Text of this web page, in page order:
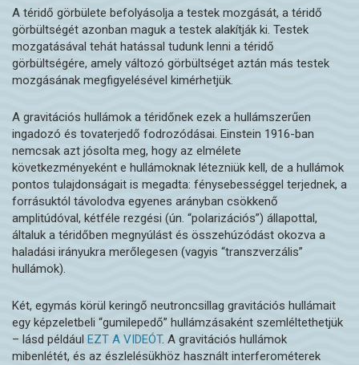
A téridő görbülete befolyásolja a testek mozgását, a téridő
görbültségét azonban maguk a testek alakítják ki. Testek
mozgatásával tehát hatással tudunk lenni a téridő
görbültségére, amely változó görbültséget aztán más testek
mozgásának megfigyelésével kimérhetjük.
A gravitációs hullámok a téridőnek ezek a hullámszerűen
ingadozó és tovaterjedő fodrozódásai. Einstein 1916-ban
nemcsak azt jósolta meg, hogy az elmélete
következményeként e hullámoknak létezniük kell, de a hullámok
pontos tulajdonságait is megadta: fénysebességgel terjednek, a
forrásuktól távolodva egyenes arányban csökkenő
amplitúdóval, kétféle rezgési (ún. “polarizációs”) állapottal,
általuk a téridőben megnyúlást és összehúzódást okozva a
haladási irányukra merőlegesen (vagyis “transzverzális”
hullámok).
Két, egymás körül keringő neutroncsillag gravitációs hullámait
egy képzeletbeli “gumilepedő” hullámzásaként szemléltethetjük
– lásd például EZT A VIDEÓT. A gravitációs hullámok
mibenlétét, és az észlelésükhöz használt interferométerek